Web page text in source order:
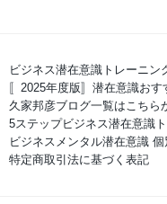
ビジネス潜在意識トレーニ
〚2025年度版〛潜在意識おす
久家邦彦ブログ一覧はこちら
5ステップビジネス潜在意識
ビジネスメンタル潜在意識
特定商取引法に基づく表記